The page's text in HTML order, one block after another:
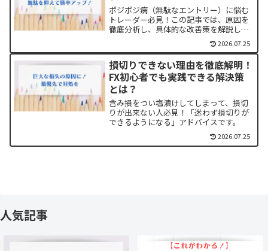
ポジポジ病（無駄なエントリー）に悩む
トレーダー必見！この記事では、原因を
徹底分析し、具体的な改善策を解説しま
す。安定した利益を目指すための必読ガ
2026.07.25
損切りできない理由を徹底解明！
FX初心者でも実践できる解決策
とは？
含み損をつい塩漬けしてしまって、損切
りが出来ない人必見！「迷わず損切りが
できるようになる」アドバイスです。
2026.07.25
人気記事